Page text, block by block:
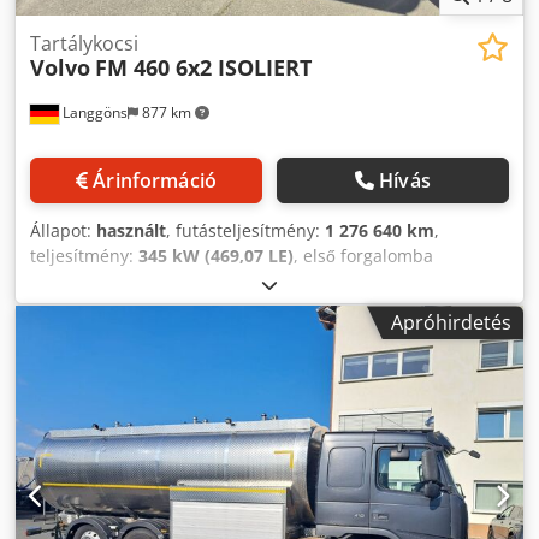
Langgöns 877 km
Tartálykocsi
Volvo FM 460 6x2 ISOLIERT
Árinformáció Hívás
Állapot: használt, futásteljesítmény: 1 276 640 km,
teljesítmény: 345 kW (469,07 LE), első forgalomba
, üzemanyagtípus:
12 305 kg, tengelyelrendezés:3 tengely, szín:egyéb,
automata , kibocsátási
, ülések száma:
ABS, differenciálzár, fedélzeti számítógép,
légkondicionálás, tempomat, utánfutó vonófej, Gyártó:
Volvo - Típus/Modell: FM 460 6x2 - Első forgalomba
helyezés: 2019.06.12. - Futásteljesítmény: 1 276 640 km -
Tengelyek száma: 3 - Környezetvédelmi besorolás: Euro6 -
Sebességváltó: automata - Felfüggesztés: légrugó,
emelhető tengely - Emelhető tengely - Kormányzott tengely
Apróhirdetés